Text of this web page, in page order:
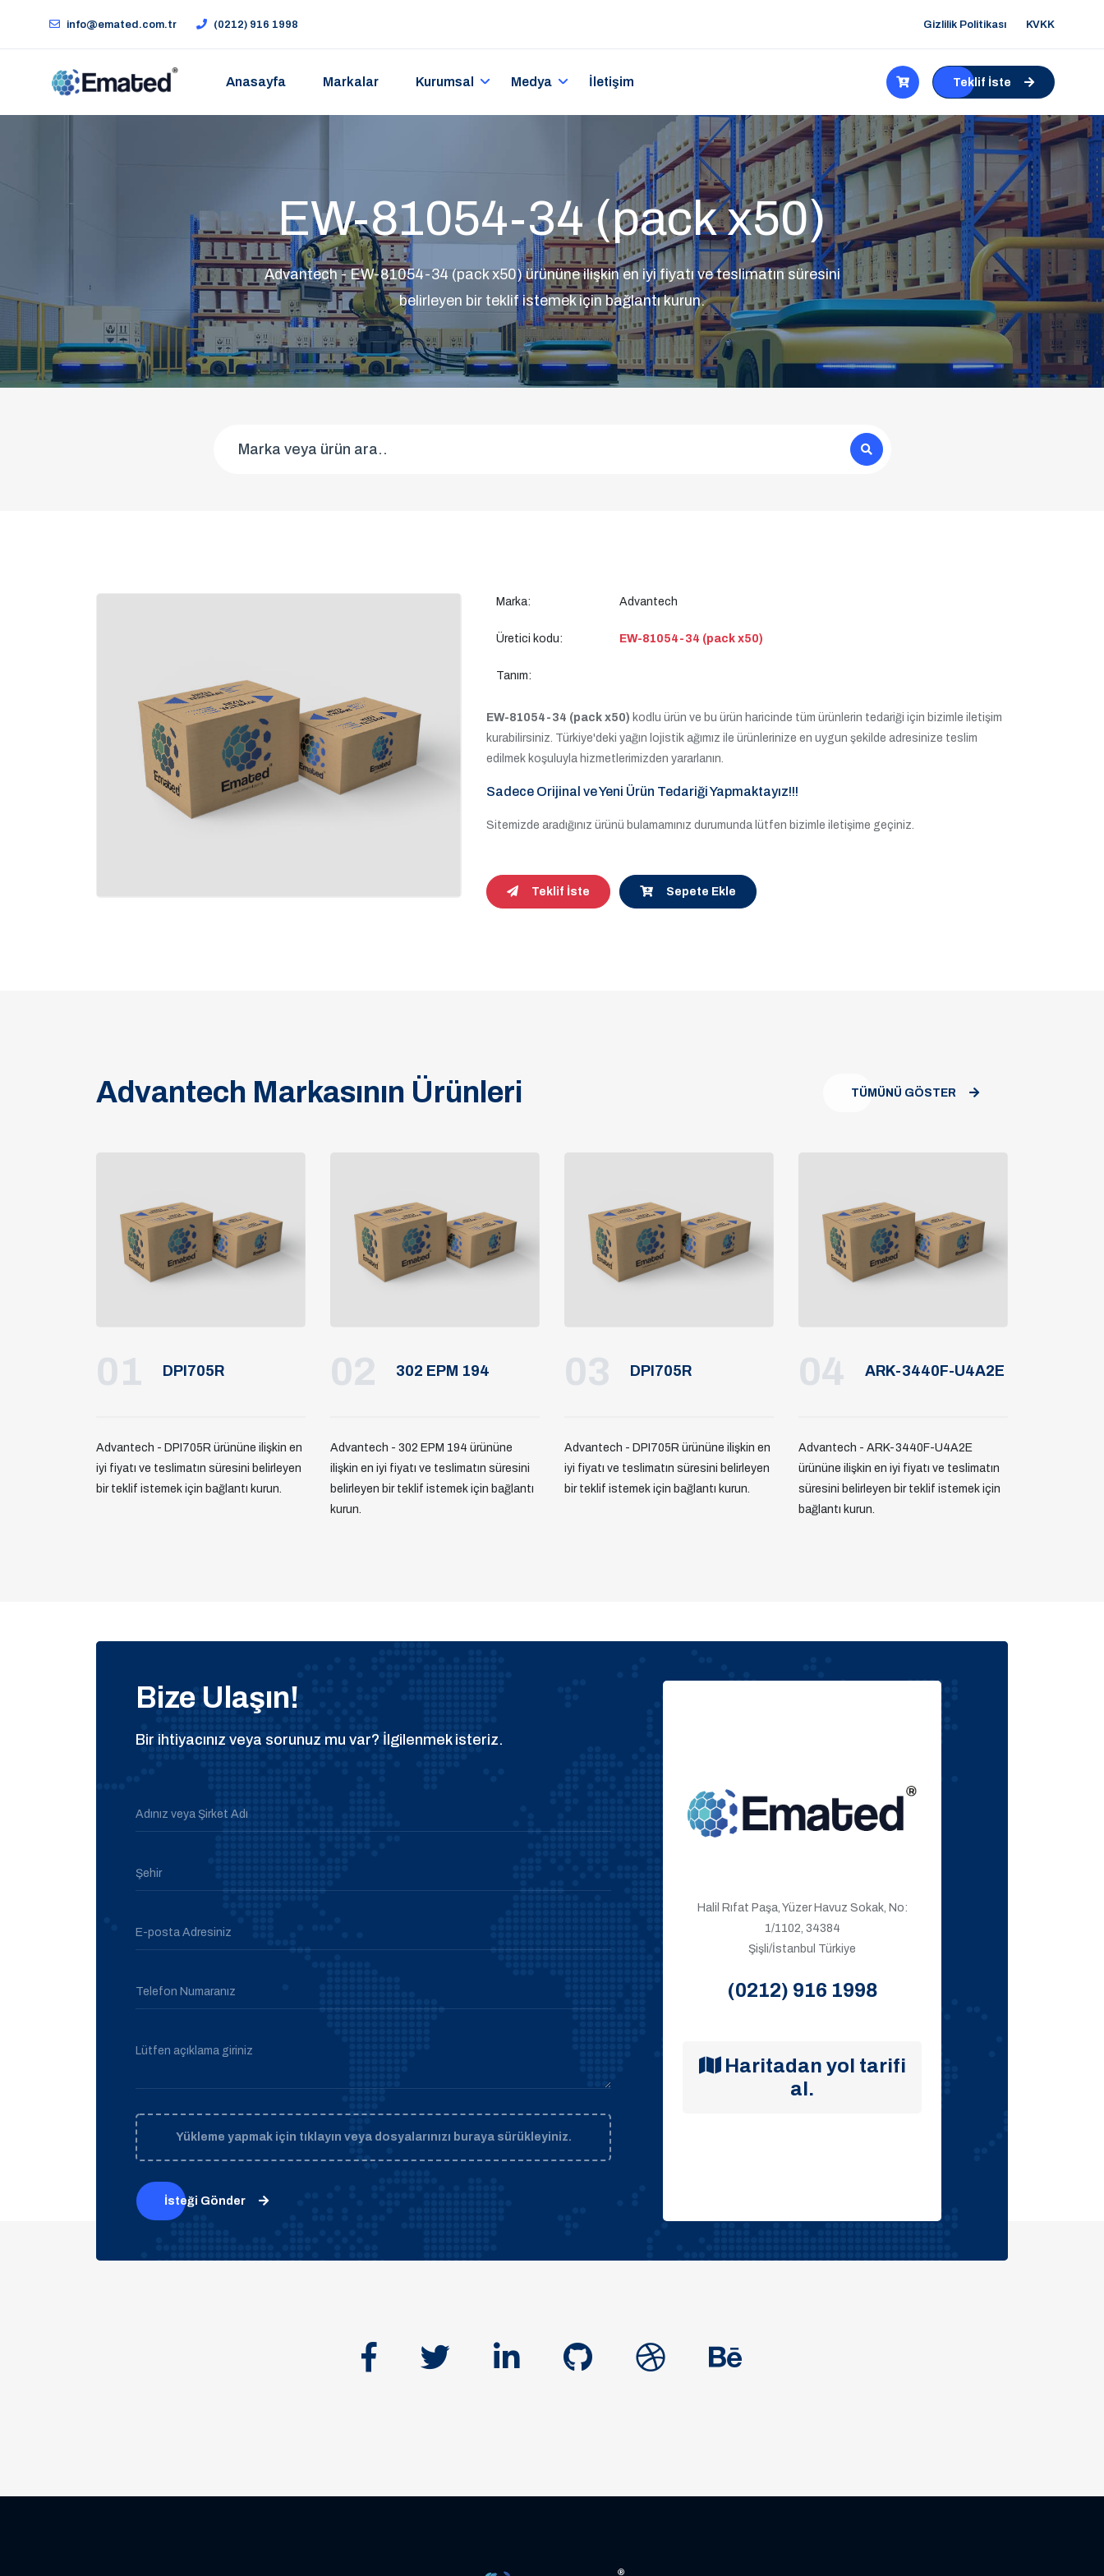
info@emated.com.tr (0212) 916 1998 Gizlilik Politikası KVKK
Anasayfa Markalar Kurumsal Medya İletişim Teklif İste
EW-81054-34 (pack x50)
Advantech - EW-81054-34 (pack x50) ürününe ilişkin en iyi fiyatı ve teslimatın süresini
belirleyen bir teklif istemek için bağlantı kurun.
Marka: Advantech
Üretici kodu: EW-81054-34 (pack x50)
Tanım:
EW-81054-34 (pack x50) kodlu ürün ve bu ürün haricinde tüm ürünlerin tedariği için bizimle iletişim
kurabilirsiniz. Türkiye'deki yağın lojistik ağımız ile ürünlerinize en uygun şekilde adresinize teslim
edilmek koşuluyla hizmetlerimizden yararlanın.
Sadece Orijinal ve Yeni Ürün Tedariği Yapmaktayız!!!
Sitemizde aradığınız ürünü bulamamınız durumunda lütfen bizimle iletişime geçiniz.
Teklif İste Sepete Ekle
Advantech Markasının Ürünleri TÜMÜNÜ GÖSTER
01 DPI705R
Advantech - DPI705R ürününe ilişkin en
iyi fiyatı ve teslimatın süresini belirleyen
bir teklif istemek için bağlantı kurun.
02 302 EPM 194
Advantech - 302 EPM 194 ürününe
ilişkin en iyi fiyatı ve teslimatın süresini
belirleyen bir teklif istemek için bağlantı
kurun.
03 DPI705R
Advantech - DPI705R ürününe ilişkin en
iyi fiyatı ve teslimatın süresini belirleyen
bir teklif istemek için bağlantı kurun.
04 ARK-3440F-U4A2E
Advantech - ARK-3440F-U4A2E
ürününe ilişkin en iyi fiyatı ve teslimatın
süresini belirleyen bir teklif istemek için
bağlantı kurun.
Bize Ulaşın!
Bir ihtiyacınız veya sorunuz mu var? İlgilenmek isteriz.
Adınız veya Şirket Adı
Şehir
E-posta Adresiniz
Telefon Numaranız
Lütfen açıklama giriniz
Yükleme yapmak için tıklayın veya dosyalarınızı buraya sürükleyiniz.
İsteği Gönder
Halil Rıfat Paşa, Yüzer Havuz Sokak, No:
1/1102, 34384
Şişli/İstanbul Türkiye
(0212) 916 1998
Haritadan yol tarifi
al.